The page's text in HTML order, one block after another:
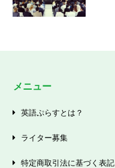
メニュー
英語ぷらすとは？
ライター募集
特定商取引法に基づく表記